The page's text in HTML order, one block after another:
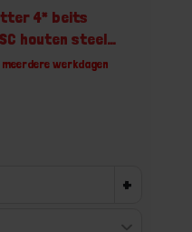
4* beits
houten steel
werkdagen
+